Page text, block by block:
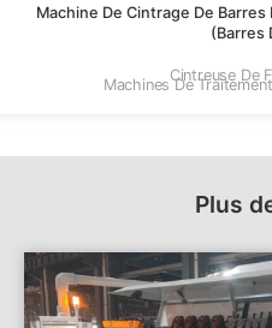
Machine De Cintrage De
(barres
Cintreuse De
Machines De
Plus